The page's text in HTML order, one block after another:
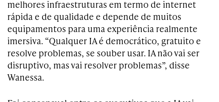
melhores infraestruturas em termo de internet
rápida e de qualidade e depende de muitos
equipamentos para uma experiência realmente
imersiva. “Qualquer IA é democrático, gratuito e
resolve problemas, se souber usar. IA não vai ser
disruptivo, mas vai resolver problemas”, disse
Wanessa.